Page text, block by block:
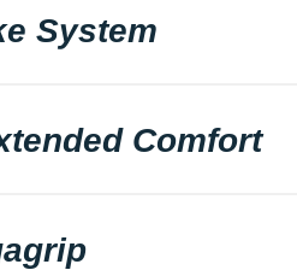
System
Comfort